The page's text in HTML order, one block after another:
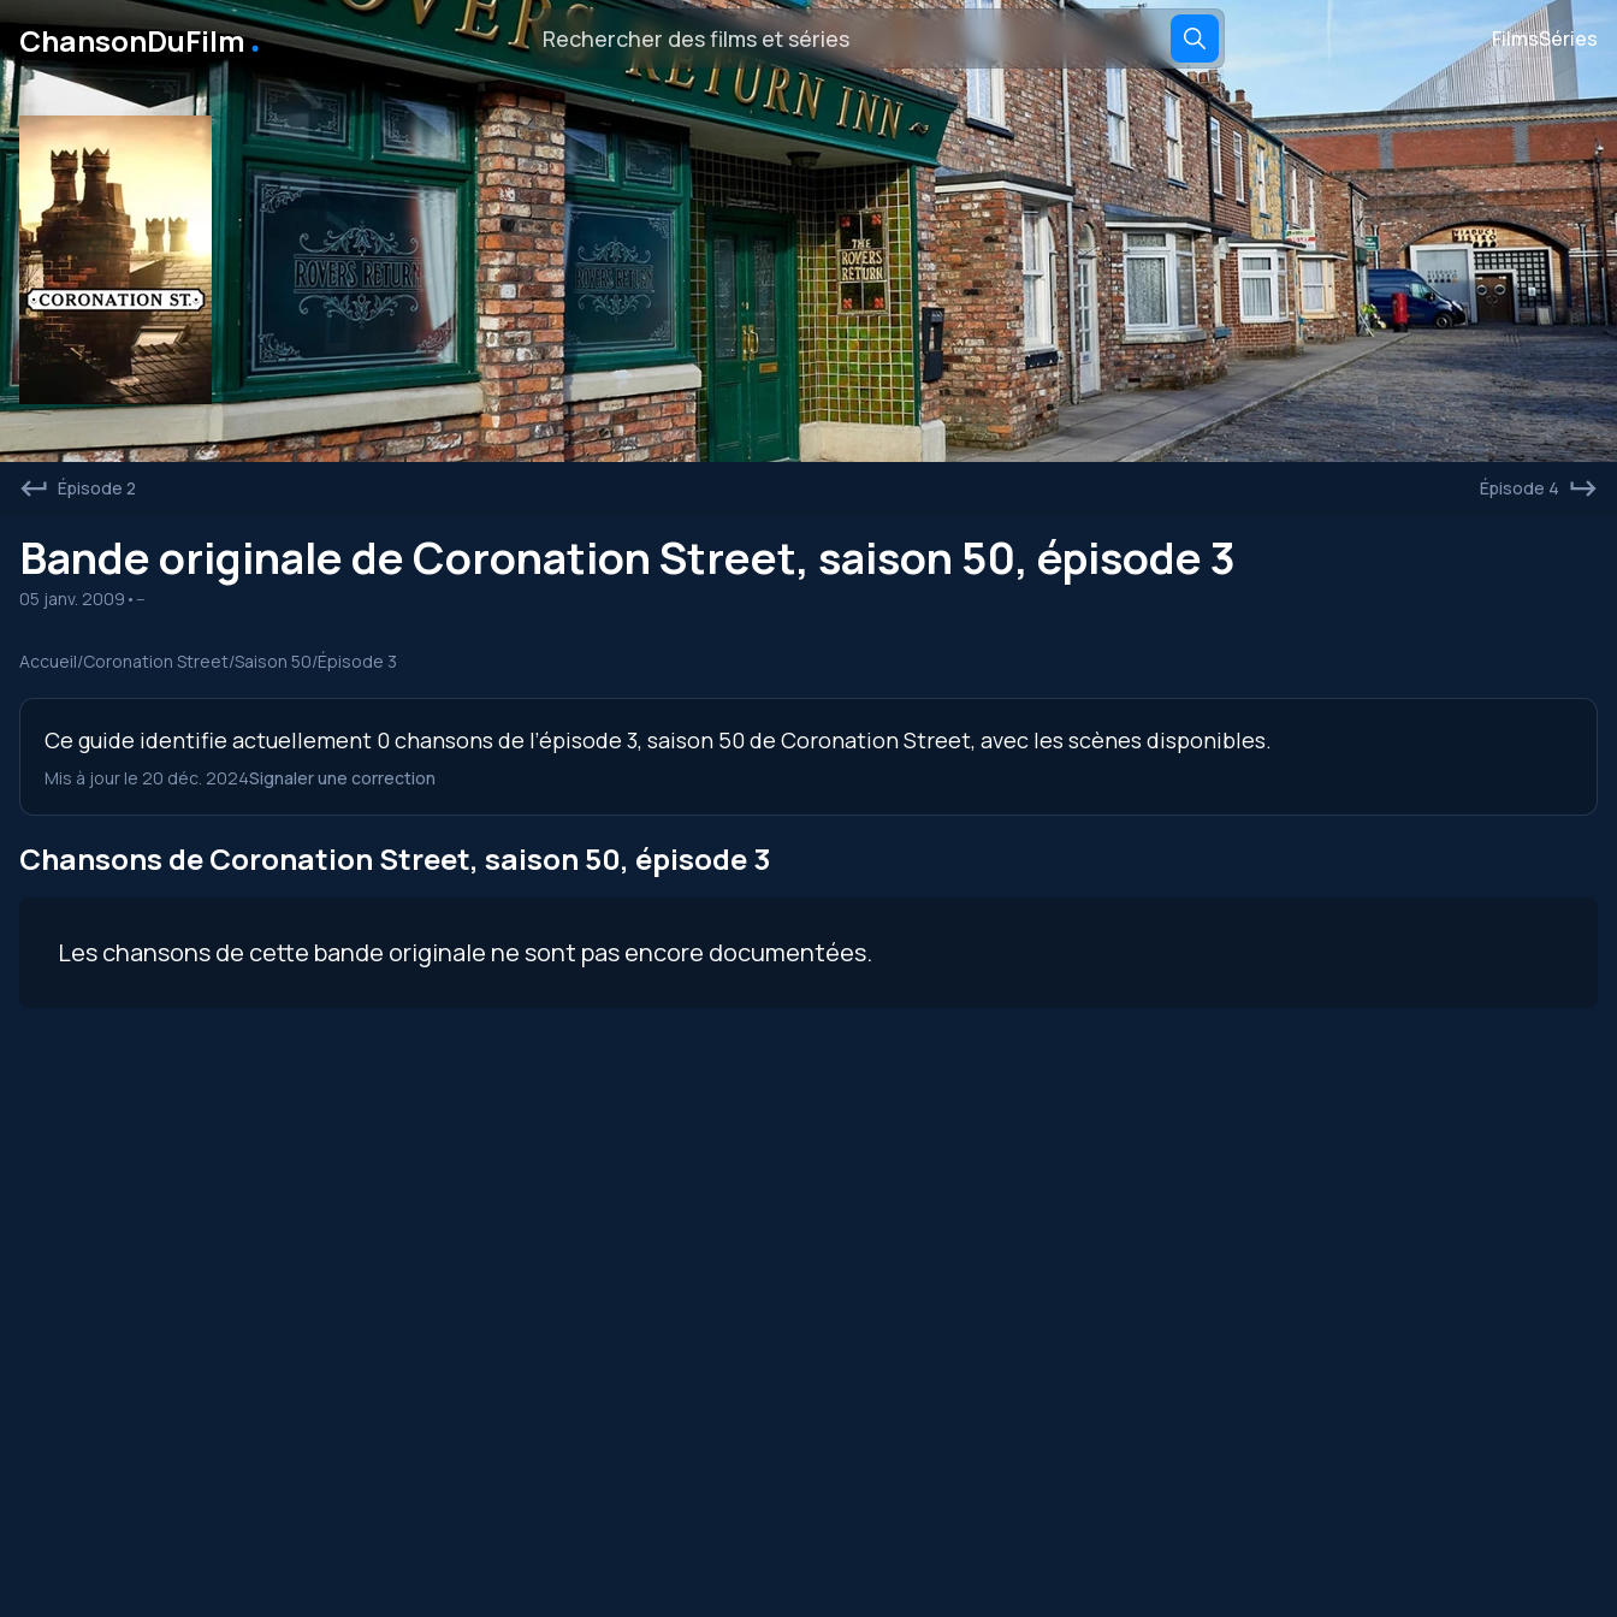
ChansonDuFilm․ FilmsSéries
Épisode 2 Épisode 4
Bande originale de Coronation Street, saison 50, épisode 3
05 janv. 2009 • --
Accueil/Coronation Street/Saison 50/Épisode 3
Ce guide identifie actuellement 0 chansons de l’épisode 3, saison 50 de Coronation Street, avec les scènes disponibles.
Mis à jour le 20 déc. 2024Signaler une correction
Chansons de Coronation Street, saison 50, épisode 3
Les chansons de cette bande originale ne sont pas encore documentées.